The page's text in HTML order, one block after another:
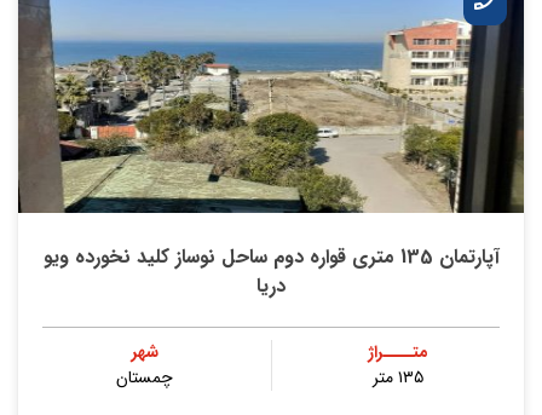
آپارتمان 135 متری قواره‌ دوم‌ ساحل نوساز‌ کلید نخورده ویو
دریا
متــــراژ
۱۳۵ متر
شهر
چمستان